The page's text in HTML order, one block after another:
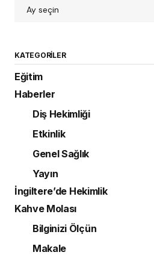
KATEGORILER
Eğitim
Haberler
Diş Hekimliği
Etkinlik
Genel Sağlık
Yayın
İngiltere’de Hekimlik
Kahve Molası
Bilginizi Ölçün
Makale